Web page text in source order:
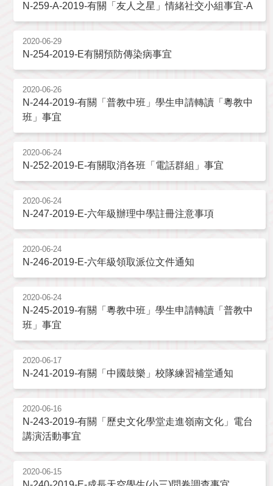
N-259-A-2019-有關「友人之星」情緒社交小組事宜-A
2020-06-29
N-254-2019-E有關預防傳染病事宜
2020-06-26
N-244-2019-有關「普教中班」學生申請轉讀「粵教中
班」事宜
2020-06-24
N-252-2019-E-有關取消各班「電話群組」事宜
2020-06-24
N-247-2019-E-六年級辦理中學註冊注意事項
2020-06-24
N-246-2019-E-六年級領取派位文件通知
2020-06-24
N-245-2019-有關「粵教中班」學生申請轉讀「普教中
班」事宜
2020-06-17
N-241-2019-有關「中國鼓樂」校隊練習補堂通知
2020-06-16
N-243-2019-有關「歷史文化學堂走進嶺南文化」電台
講演活動事宜
2020-06-15